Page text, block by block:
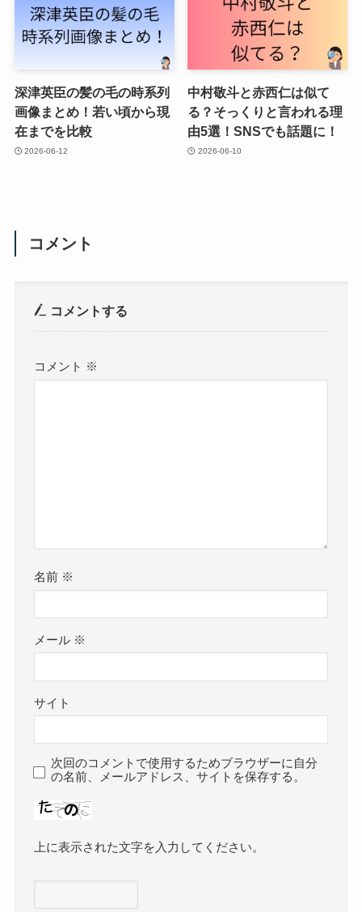
深津英臣の髪の毛の時系列
画像まとめ！若い頃から現
在までを比較
2026-06-12
中村敬斗と赤西仁は似て
る？そっくりと言われる理
由5選！SNSでも話題に！
2026-06-10
コメント
コメントする
コメント ※
名前 ※
メール ※
サイト
次回のコメントで使用するためブラウザーに自分
の名前、メールアドレス、サイトを保存する。
上に表示された文字を入力してください。